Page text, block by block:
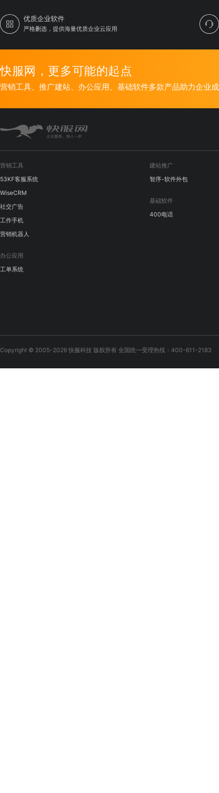
优质企业软件
严格删选，提供海量优质企业云应用
快服网，更多可能的起点
营销工具、推广建站、办公应用、基础软件多款产品助力企业
营销工具
53KF客服系统
WiseCRM
社交广告
工作手机
营销机器人
办公应用
工单系统
建站推广
智序-软件外包
基础软件
400电话
Copyright © 2005-2026 快服科技 版权所有 全国统一受理热线：400-611-2183